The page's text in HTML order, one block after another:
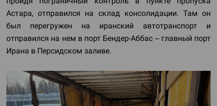
Астара, отправился на склад консолидации. Там он
был перегружен на иранский автотранспорт и
отправился на нем в порт Бендер-Аббас – главный порт
Ирана в Персидском заливе.